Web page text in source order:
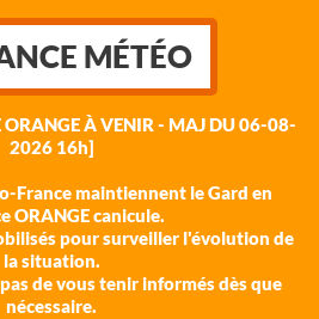
MÉTÉO
À VENIR - MAJ DU 06-08-
2026 16h]
France maintiennent le Gard en
ORANGE canicule.
pour surveiller l'évolution de
la situation.
de vous tenir informés dès que
nécessaire.